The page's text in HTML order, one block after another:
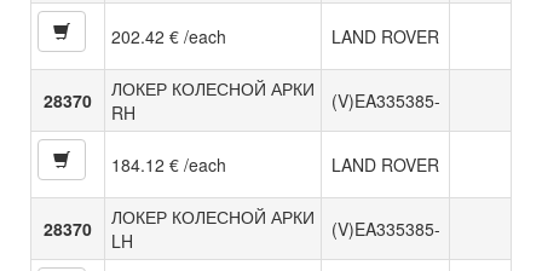
202.42 € /each LAND ROVER
28370
ЛОКЕР КОЛЕСНОЙ АРКИ
RH
(V)EA335385-
184.12 € /each LAND ROVER
28370
ЛОКЕР КОЛЕСНОЙ АРКИ
LH
(V)EA335385-